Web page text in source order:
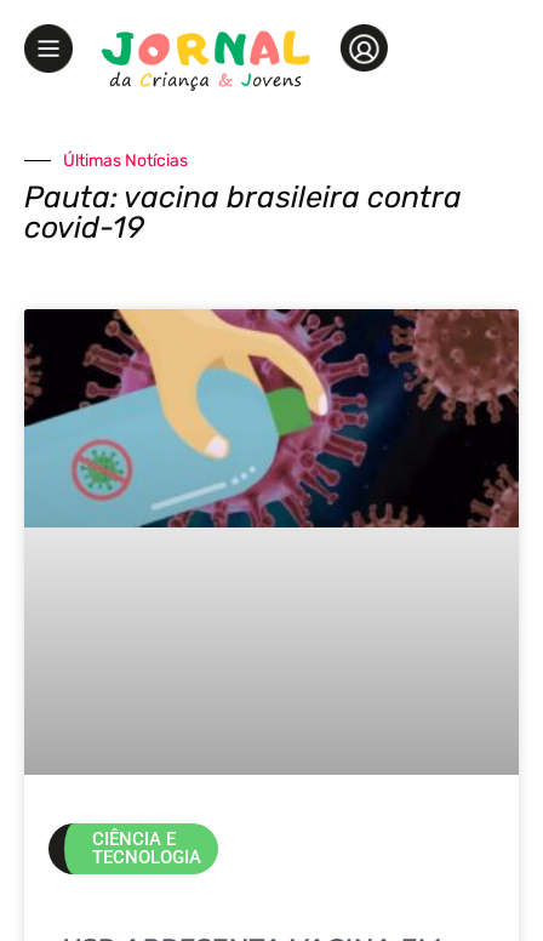
Últimas Notícias
Pauta: vacina brasileira contra
covid-19
CIÊNCIA E
TECNOLOGIA